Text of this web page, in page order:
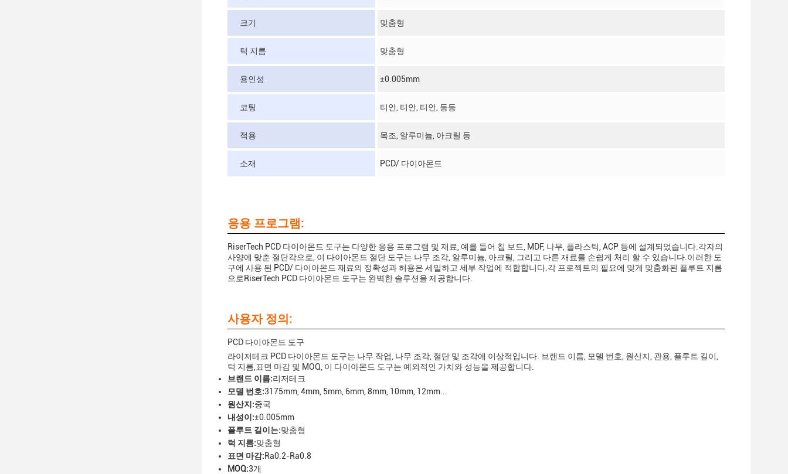
크기 맞춤형
턱 지름 맞춤형
용인성 ±0.005mm
코팅 티안, 티안, 티안, 등등
적용 목조, 알루미늄, 아크릴 등
소재 PCD/ 다이아몬드
응용 프로그램:
RiserTech PCD 다이아몬드 도구는 다양한 응용 프로그램 및 재료, 예를 들어 칩 보드, MDF, 나무, 플라스틱, ACP 등에 설계되었습니다.각자의
사양에 맞춘 절단각으로, 이 다이아몬드 절단 도구는 나무 조각, 알루미늄, 아크릴, 그리고 다른 재료를 손쉽게 처리 할 수 있습니다.이러한 도
구에 사용 된 PCD/ 다이아몬드 재료의 정확성과 허용은 세밀하고 세부 작업에 적합합니다.각 프로젝트의 필요에 맞게 맞춤화된 플루트 지름
으로RiserTech PCD 다이아몬드 도구는 완벽한 솔루션을 제공합니다.
사용자 정의:
PCD 다이아몬드 도구
라이저테크 PCD 다이아몬드 도구는 나무 작업, 나무 조각, 절단 및 조각에 이상적입니다. 브랜드 이름, 모델 번호, 원산지, 관용, 플루트 길이,
턱 지름,표면 마감 및 MOQ, 이 다이아몬드 도구는 예외적인 가치와 성능을 제공합니다.
브랜드 이름:리저테크
모델 번호:3175mm, 4mm, 5mm, 6mm, 8mm, 10mm, 12mm...
원산지:중국
내성이:±0.005mm
플루트 길이는:맞춤형
턱 지름:맞춤형
표면 마감:Ra0.2-Ra0.8
MOQ:3개